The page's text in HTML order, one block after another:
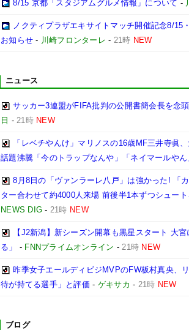
8/15 京都「スタジアムグルメ情報」について -
ノクティプラザエキサイトマッチ開催記念8/
お知らせ - 川崎フロンターレ - 21時 NEW
ニュース
サッカー3連盟がFIFA批判の公開書簡会長を念
日 -21時 NEW
「レベチやんけ」マリノスの16歳MF三井寺眞
話題沸騰「今のトラップなんや」「ネイマールやん
8月8日の「ヴァンラーレ八戸」は強かった! 「
ター合わせて約4000人来場 前後半1本ずつシュー
NEWS DIG - 21時 NEW
【J2新潟】新シーズン開幕も黒星スタート 大
る」
- FNNプライムオンライン -21時 NEW
昨季女子エールディビジMVPのFW板村真央、
待が持てる選手」と評価 - ゲキサカ - 21時 NEW
ブログ